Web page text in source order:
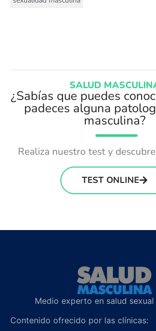
SALUD
¿Sabías que puedes
padeces alguna
masculina?
Realiza nuestro test y
TEST ONLINE
Medio experto en salud sexual
Contenido ofrecido por las clínicas: